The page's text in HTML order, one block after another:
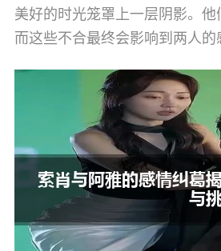
美好的时光笼罩上一层阴影。
而这些不合最终会影响到两人的